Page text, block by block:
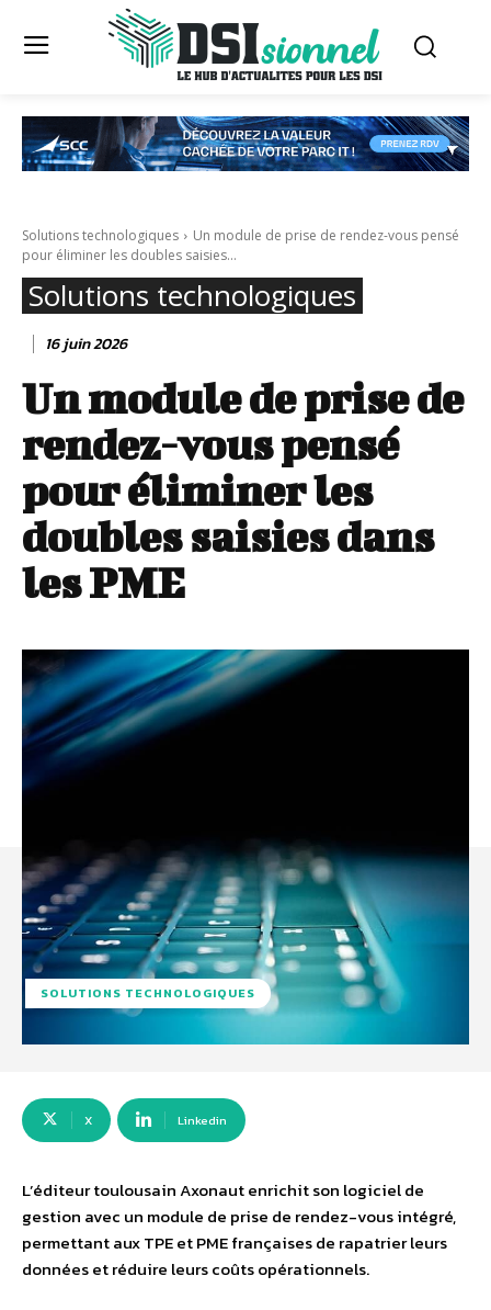
Solutions technologiques
Un module de prise de rendez-vous pensé
pour éliminer les doubles saisies...
Solutions technologiques
16 juin 2026
Un module de prise de
rendez-vous pensé
pour éliminer les
doubles saisies dans
les PME
SOLUTIONS TECHNOLOGIQUES
X Linkedin
L’éditeur toulousain Axonaut enrichit son logiciel de
gestion avec un module de prise de rendez-vous intégré,
permettant aux TPE et PME françaises de rapatrier leurs
données et réduire leurs coûts opérationnels.